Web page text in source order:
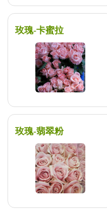
玫瑰-卡蜜拉
玫瑰-翡翠粉